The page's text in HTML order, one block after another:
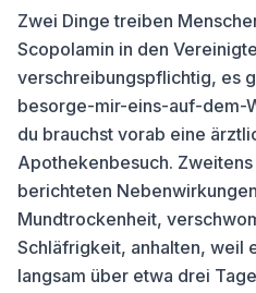
Zwei Dinge treiben
Scopolamin in den
verschreibungspflichtig, es
besorge-mir-eins-auf-dem-
du brauchst vorab eine
Apothekenbesuch.
berichteten
Mundtrockenheit,
Schläfrigkeit, anhalten, weil
langsam über etwa drei